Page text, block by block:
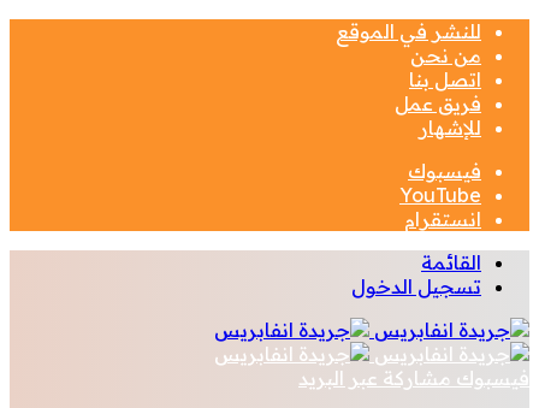
للنشر في الموقع
من نحن
اتصل بنا
فريق عمل
للإشهار
فيسبوك
‫YouTube
انستقرام
القائمة
تسجيل الدخول
فيسبوك مشاركة عبر البريد